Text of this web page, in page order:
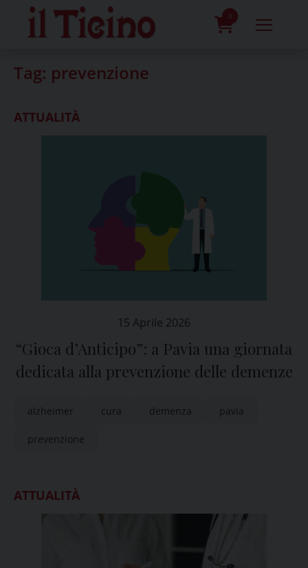
content
0
Tag: prevenzione
ATTUALITÀ
15 Aprile 2026
“Gioca d’Anticipo”: a Pavia una giornata
dedicata alla prevenzione delle demenze
alzheimer cura demenza pavia
prevenzione
ATTUALITÀ